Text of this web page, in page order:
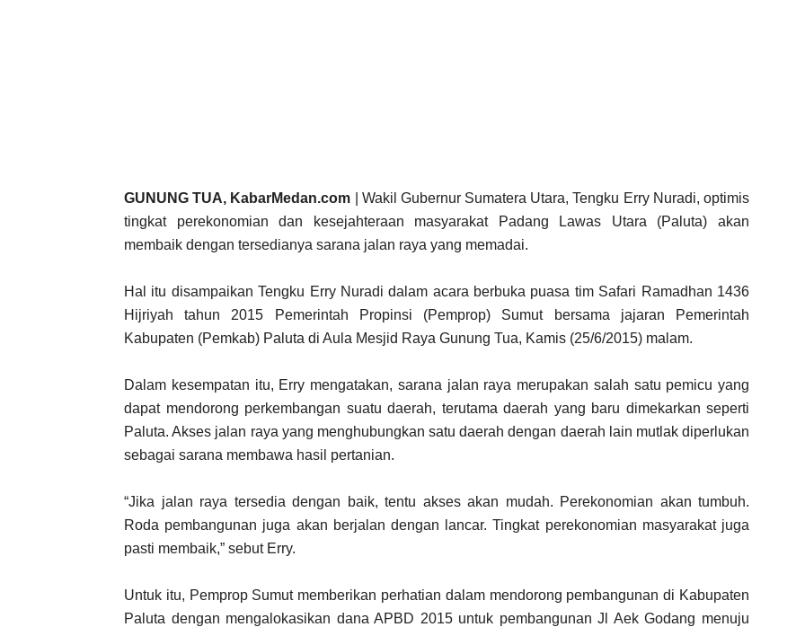
GUNUNG TUA, KabarMedan.com | Wakil Gubernur Sumatera Utara, Tengku Erry Nuradi, optimis
tingkat perekonomian dan kesejahteraan masyarakat Padang Lawas Utara (Paluta) akan
membaik dengan tersedianya sarana jalan raya yang memadai.
Hal itu disampaikan Tengku Erry Nuradi dalam acara berbuka puasa tim Safari Ramadhan 1436
Hijriyah tahun 2015 Pemerintah Propinsi (Pemprop) Sumut bersama jajaran Pemerintah
Kabupaten (Pemkab) Paluta di Aula Mesjid Raya Gunung Tua, Kamis (25/6/2015) malam.
Dalam kesempatan itu, Erry mengatakan, sarana jalan raya merupakan salah satu pemicu yang
dapat mendorong perkembangan suatu daerah, terutama daerah yang baru dimekarkan seperti
Paluta. Akses jalan raya yang menghubungkan satu daerah dengan daerah lain mutlak diperlukan
sebagai sarana membawa hasil pertanian.
“Jika jalan raya tersedia dengan baik, tentu akses akan mudah. Perekonomian akan tumbuh.
Roda pembangunan juga akan berjalan dengan lancar. Tingkat perekonomian masyarakat juga
pasti membaik,” sebut Erry.
Untuk itu, Pemprop Sumut memberikan perhatian dalam mendorong pembangunan di Kabupaten
Paluta dengan mengalokasikan dana APBD 2015 untuk pembangunan Jl Aek Godang menuju